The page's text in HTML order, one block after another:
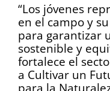
“Los jóvenes
en el campo y
para garantizar
sostenible y
fortalece el
a Cultivar un
para la